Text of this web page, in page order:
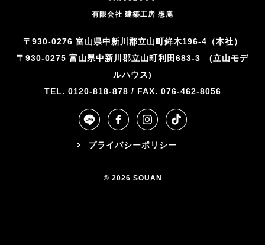
有限会社 建築工房 想庵
〒930-0276 富山県中新川郡立山町鉾木196-4（本社）
〒930-0275 富山県中新川郡立山町利田683-3 (立山モデ
ルハウス)
TEL. 0120-818-878 / FAX. 076-462-8056
プライバシーポリシー
© 2026 SOUAN